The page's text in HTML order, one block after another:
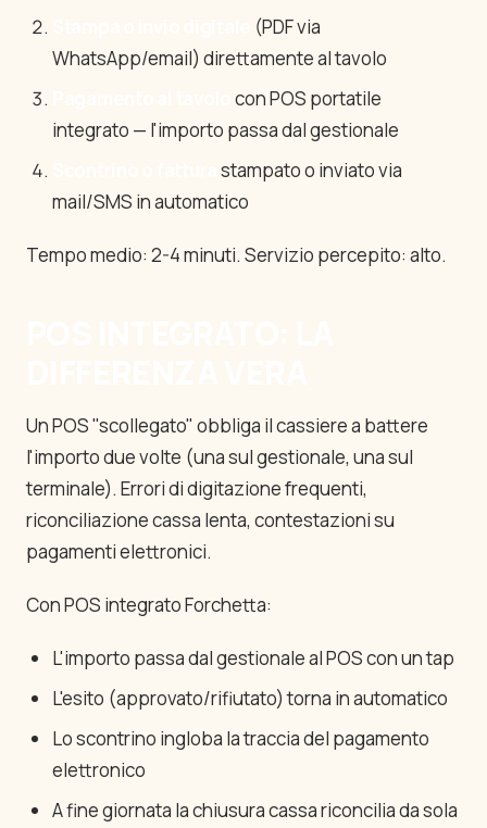
(PDF via
WhatsApp/email) direttamente al tavolo
con POS portatile
integrato — l'importo passa dal gestionale
stampato o inviato via
mail/SMS in automatico
Tempo medio: 2-4 minuti. Servizio percepito: alto.
Un POS "scollegato" obbliga il cassiere a battere
l'importo due volte (una sul gestionale, una sul
terminale). Errori di digitazione frequenti,
riconciliazione cassa lenta, contestazioni su
pagamenti elettronici.
Con POS integrato Forchetta:
L'importo passa dal gestionale al POS con un tap
L'esito (approvato/rifiutato) torna in automatico
Lo scontrino ingloba la traccia del pagamento
elettronico
A fine giornata la chiusura cassa riconcilia da sola